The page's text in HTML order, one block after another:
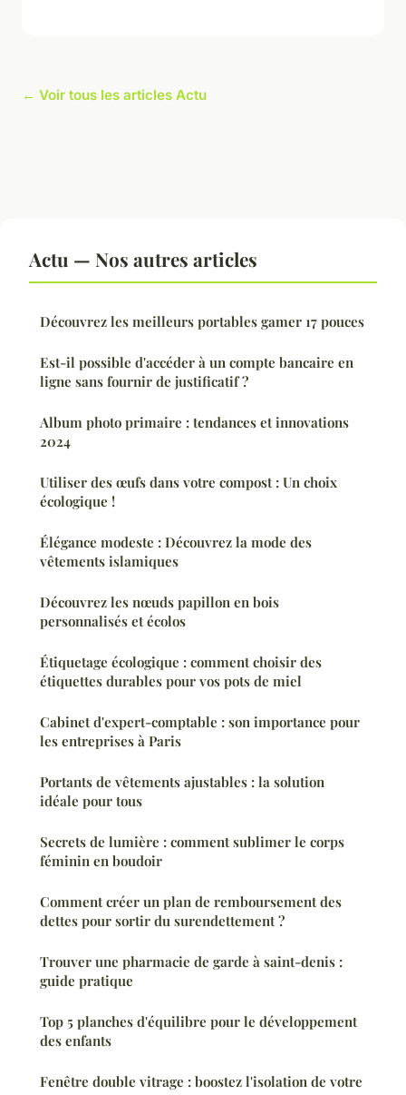
← Voir tous les articles Actu
Actu — Nos autres articles
Découvrez les meilleurs portables gamer 17 pouces
Est-il possible d'accéder à un compte bancaire en
ligne sans fournir de justificatif ?
Album photo primaire : tendances et innovations
2024
Utiliser des œufs dans votre compost : Un choix
écologique !
Élégance modeste : Découvrez la mode des
vêtements islamiques
Découvrez les nœuds papillon en bois
personnalisés et écolos
Étiquetage écologique : comment choisir des
étiquettes durables pour vos pots de miel
Cabinet d'expert-comptable : son importance pour
les entreprises à Paris
Portants de vêtements ajustables : la solution
idéale pour tous
Secrets de lumière : comment sublimer le corps
féminin en boudoir
Comment créer un plan de remboursement des
dettes pour sortir du surendettement ?
Trouver une pharmacie de garde à saint-denis :
guide pratique
Top 5 planches d'équilibre pour le développement
des enfants
Fenêtre double vitrage : boostez l'isolation de votre